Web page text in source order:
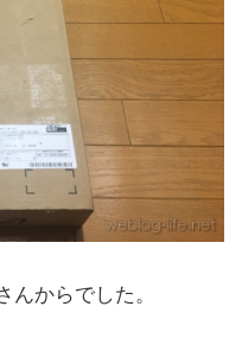
からでした。